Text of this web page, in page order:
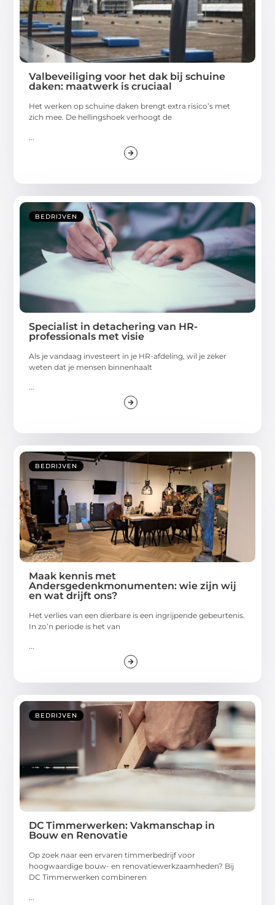
Valbeveiliging voor het dak bij schuine
daken: maatwerk is cruciaal
Het werken op schuine daken brengt extra risico’s met
zich mee. De hellingshoek verhoogt de
BEDRIJVEN
Specialist in detachering van HR-
professionals met visie
Als je vandaag investeert in je HR-afdeling, wil je zeker
weten dat je mensen binnenhaalt
BEDRIJVEN
Maak kennis met
Andersgedenkmonumenten: wie zijn wij
en wat drijft ons?
Het verlies van een dierbare is een ingrijpende gebeurtenis.
In zo’n periode is het van
...
BEDRIJVEN
DC Timmerwerken: Vakmanschap in
Bouw en Renovatie
Op zoek naar een ervaren timmerbedrijf voor
hoogwaardige bouw- en renovatiewerkzaamheden? Bij
DC Timmerwerken combineren